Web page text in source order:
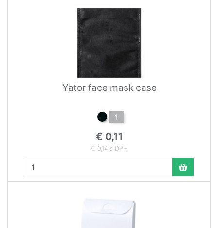
Yator face mask case
1
€ 0,11
€ 0,14 s DPH